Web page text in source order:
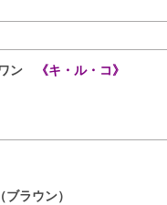
ワン 《キ・ル・コ》
ブラウン）